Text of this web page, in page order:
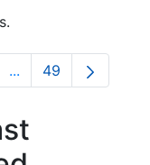
TAB to navigate.
...Intermediate
Page
49